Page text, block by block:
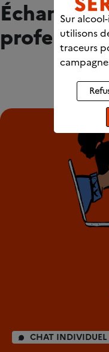
Échangez
CHAT INDIVIDUEL
Sur
utilisons
traceurs